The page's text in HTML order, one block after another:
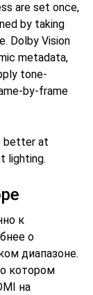
are set once,
by taking
Dolby Vision
metadata,
tone-
by-frame
better at
lighting.
к
о
диапазоне.
котором
на